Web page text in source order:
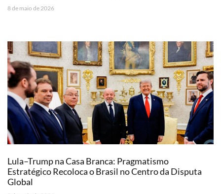
8 de maio de 2026
Lula–Trump na Casa Branca: Pragmatismo
Estratégico Recoloca o Brasil no Centro da Disputa
Global